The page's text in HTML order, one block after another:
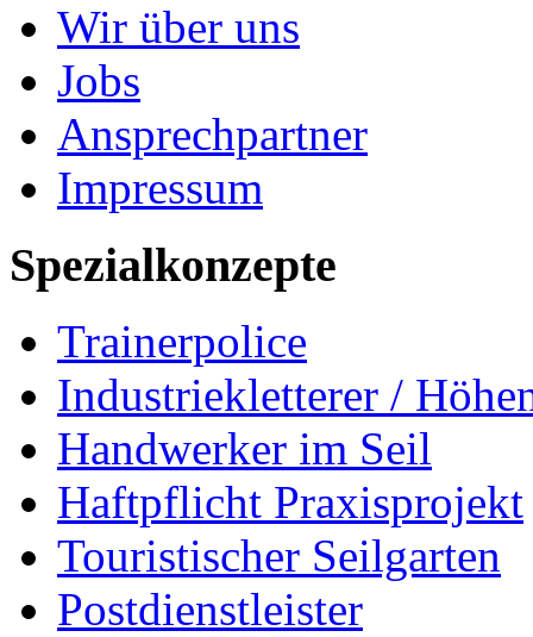
Wir über uns
Jobs
Ansprechpartner
Impressum
Spezialkonzepte
Trainerpolice
Industriekletterer /
Handwerker im Seil
Haftpflicht Praxisprojekt
Touristischer Seilgarten
Postdienstleister